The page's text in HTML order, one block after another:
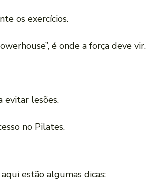
os exercícios.
é onde a força deve vir.
evitar lesões.
no Pilates.
estão algumas dicas: